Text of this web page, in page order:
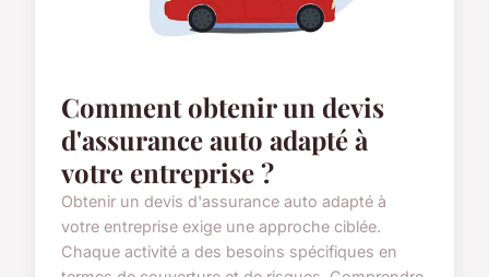
Comment obtenir un devis
d'assurance auto adapté à
votre entreprise ?
Obtenir un devis d'assurance auto adapté à
votre entreprise exige une approche ciblée.
Chaque activité a des besoins spécifiques en